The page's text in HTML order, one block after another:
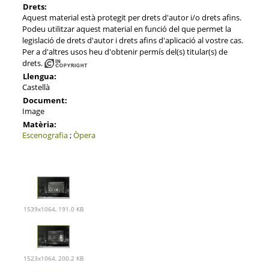
Drets:
Aquest material està protegit per drets d'autor i/o drets afins.
Podeu utilitzar aquest material en funció del que permet la
legislació de drets d'autor i drets afins d'aplicació al vostre cas.
Per a d'altres usos heu d'obtenir permís del(s) titular(s) de
drets.
Llengua:
Castellà
Document:
Image
Matèria:
Escenografia;Òpera
1539x1064, 191.0 KB
1523x1064, 200.2 KB